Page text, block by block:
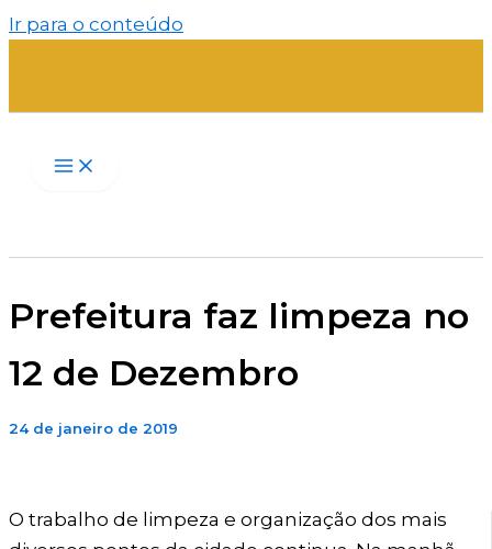
Ir para o conteúdo
Prefeitura faz limpeza no
12 de Dezembro
24 de janeiro de 2019
O trabalho de limpeza e organização dos mais